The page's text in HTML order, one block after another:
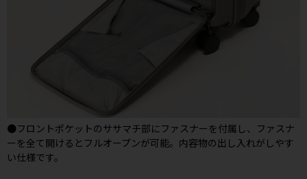
●フロントポケットのササマチ部にファスナーを付属し、ファスナ
ーを全て開けるとフルオープンが可能。内容物の出し入れがしやす
い仕様です。